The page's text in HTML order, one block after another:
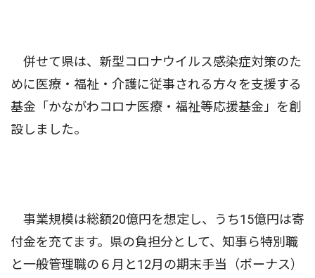
併せて県は、新型コロナウイルス感染症対策のた
めに医療・福祉・介護に従事される方々を支援する
基金「かながわコロナ医療・福祉等応援基金」を創
設しました。
事業規模は総額20億円を想定し、うち15億円は寄
付金を充てます。県の負担分として、知事ら特別職
と一般管理職の６月と12月の期末手当（ボーナス）